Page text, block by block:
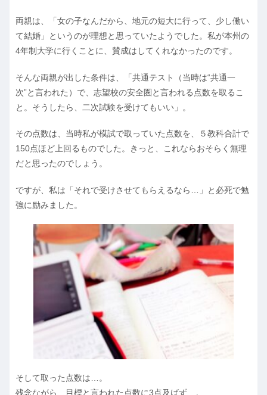
両親は、「女の子なんだから、地元の短大に行って、少し働い
て結婚」というのが理想と思っていたようでした。私が本州の
4年制大学に行くことに、賛成はしてくれなかったのです。
そんな両親が出した条件は、「共通テスト（当時は“共通一
次”と言われた）で、志望校の安全圏と言われる点数を取るこ
と。そうしたら、二次試験を受けてもいい」。
その点数は、当時私が模試で取っていた点数を、５教科合計で
150点ほど上回るものでした。きっと、これならおそらく無理
だと思ったのでしょう。
ですが、私は「それで受けさせてもらえるなら…」と必死で勉
強に励みました。
そして取った点数は…。
残念ながら、目標と言われた点数に3点及ばず…。